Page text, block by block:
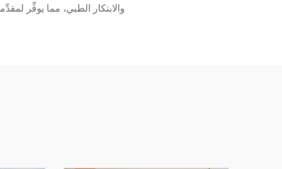
والابتكار الطبي، مما يوفِّر